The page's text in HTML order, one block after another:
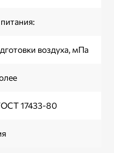
воздуха, мПа
17433-80